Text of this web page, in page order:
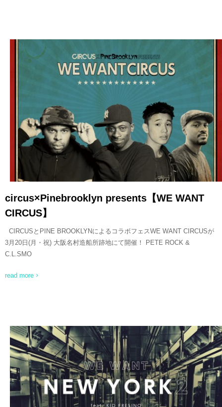
circus×Pinebrooklyn presents【WE WANT
CIRCUS】
CIRCUSとPINE BROOKLYNによるコラボフェスWE WANT CIRCUSが
3月20日(月・祝) 大阪名村造船所跡地にて開催！ PETE ROCK &
C.L.SMO
read more
READ MORE